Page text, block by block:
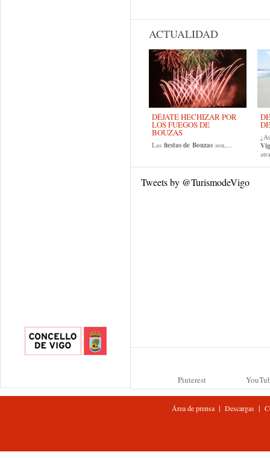
ACTUALIDAD
DÉJATE HECHIZAR POR
LOS FUEGOS DE
BOUZAS
Las fiestas de Bouzas son,...
Tweets by @TurismodeVigo
Pinterest
Área de prensa| Descargas|